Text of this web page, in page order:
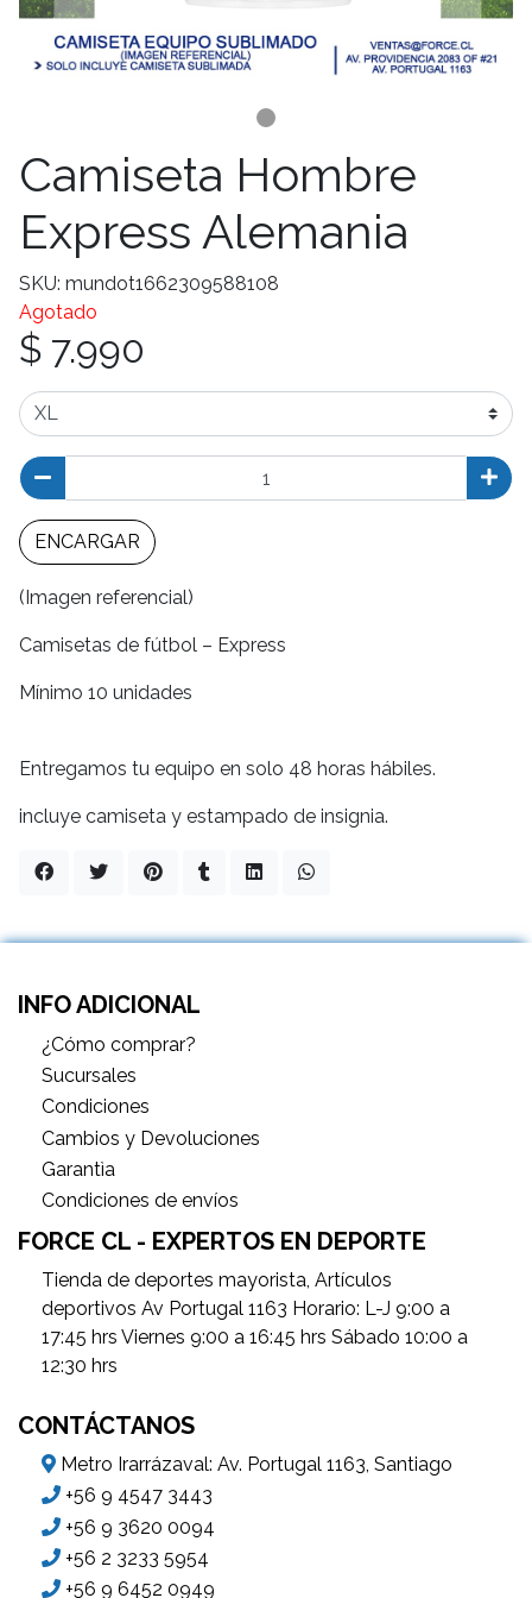
Camiseta Hombre
Express Alemania
SKU: mundot1662309588108
Agotado
$ 7.990
ENCARGAR
(Imagen referencial)
Camisetas de fútbol – Express
Mínimo 10 unidades
Entregamos tu equipo en solo 48 horas hábiles.
incluye camiseta y estampado de insignia.
INFO ADICIONAL
¿Cómo comprar?
Sucursales
Condiciones
Cambios y Devoluciones
Garantìa
Condiciones de envíos
FORCE CL - EXPERTOS EN DEPORTE
Tienda de deportes mayorista, Artículos
deportivos Av Portugal 1163 Horario: L-J 9:00 a
17:45 hrs Viernes 9:00 a 16:45 hrs Sábado 10:00 a
12:30 hrs
CONTÁCTANOS
Metro Irarrázaval: Av. Portugal 1163, Santiago
+56 9 4547 3443
+56 9 3620 0094
+56 2 3233 5954
+56 9 6452 0949